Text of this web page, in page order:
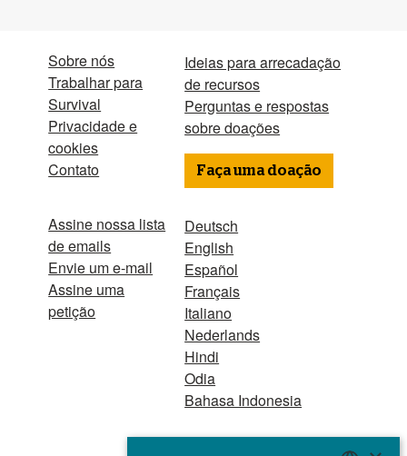
Sobre nós
Trabalhar para
Survival
Privacidade e
cookies
Contato
Assine nossa lista
de emails
Envie um e-mail
Assine uma
petição
Ideias para arrecadação
de recursos
Perguntas e respostas
sobre doações
Faça uma doação
Deutsch
English
Español
Français
Italiano
Nederlands
Hindi
Odia
Bahasa Indonesia
Uma organização 501(c)